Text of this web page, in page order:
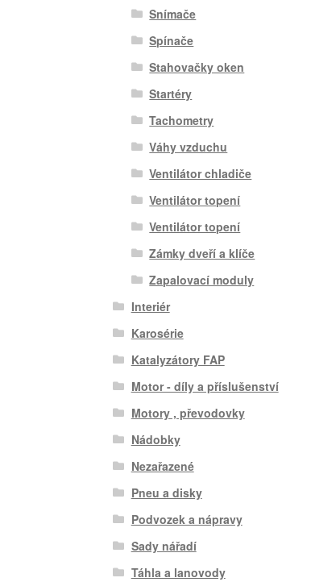
Snímače
Spínače
Stahovačky oken
Startéry
Tachometry
Váhy vzduchu
Ventilátor chladiče
Ventilátor topení
Ventilátor topení
Zámky dveří a klíče
Zapalovací moduly
Interiér
Karosérie
Katalyzátory FAP
Motor - díly a příslušenství
Motory , převodovky
Nádobky
Nezařazené
Pneu a disky
Podvozek a nápravy
Sady nářadí
Táhla a lanovody